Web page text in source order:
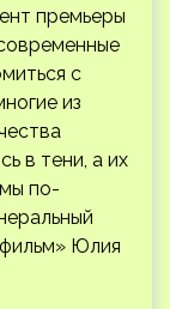
премьеры
с
из
в тени, а их
по-
Юлия